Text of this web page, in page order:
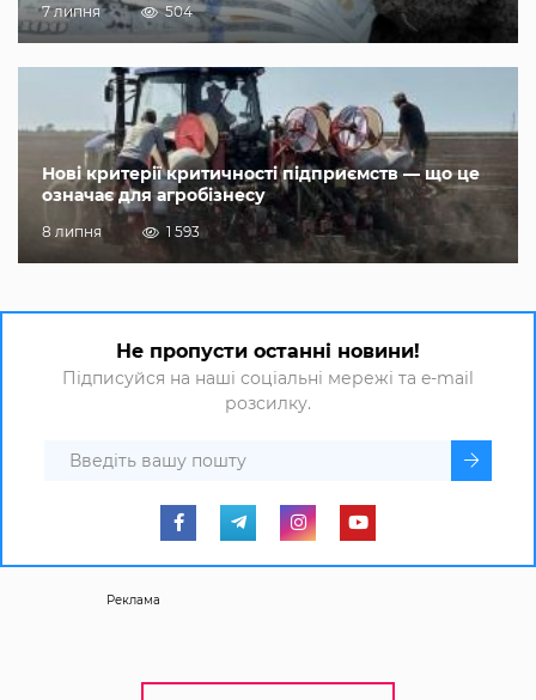
7 липня 504
Нові критерії критичності підприємств — що це
означає для агробізнесу
8 липня 1 593
Не пропусти останні новини!
Підписуйся на наші соціальні мережі та e-mail
розсилку.
Реклама